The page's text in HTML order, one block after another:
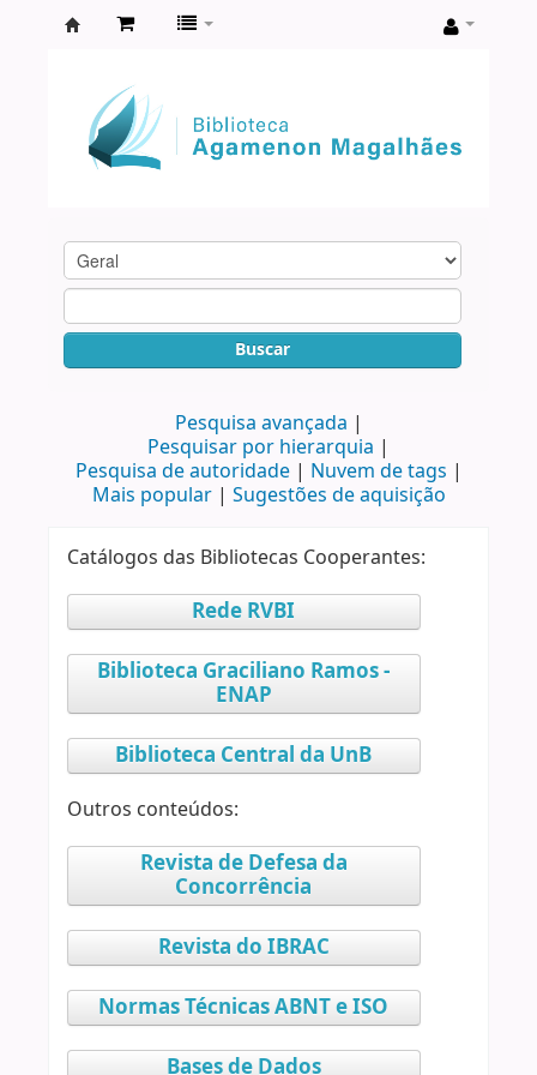
Agamenon
Magalhães
Buscar
Pesquisa avançada
Pesquisar por hierarquia
Pesquisa de autoridade
Nuvem de tags
Mais popular
Sugestões de aquisição
Catálogos das Bibliotecas Cooperantes:
Rede RVBI
Biblioteca Graciliano Ramos -
ENAP
Biblioteca Central da UnB
Outros conteúdos:
Revista de Defesa da
Concorrência
Revista do IBRAC
Normas Técnicas ABNT e ISO
Bases de Dados